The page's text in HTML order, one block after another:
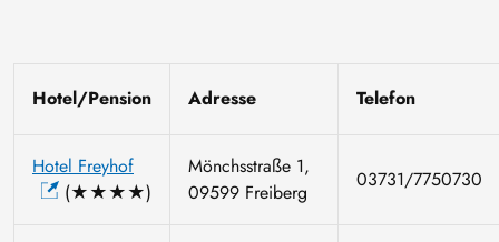
Hotel/Pension Adresse Telefon
Hotel Freyhof
(★★★★)
Mönchsstraße 1,
09599 Freiberg
03731/7750730